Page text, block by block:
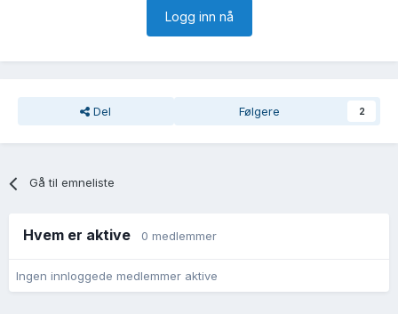
Logg inn nå
Del Følgere 2
Gå til emneliste
Hvem er aktive 0 medlemmer
Ingen innloggede medlemmer aktive